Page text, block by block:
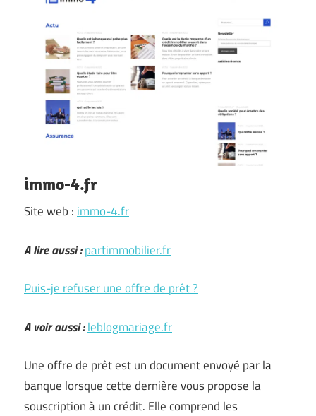
immo-4.fr
Site web : immo-4.fr
A lire aussi :partimmobilier.fr
Puis-je refuser une offre de prêt ?
A voir aussi :leblogmariage.fr
Une offre de prêt est un document envoyé par la
banque lorsque cette dernière vous propose la
souscription à un crédit. Elle comprend les